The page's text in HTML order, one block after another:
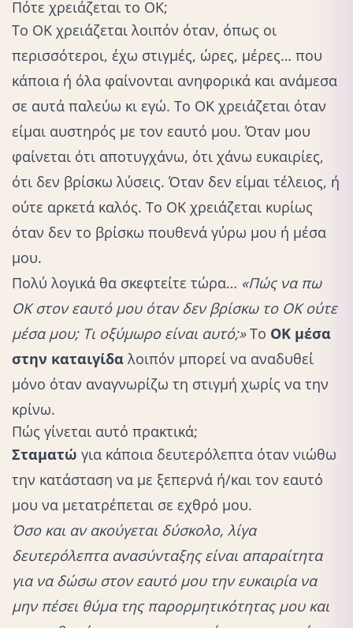
Πότε χρειάζεται το ΟΚ;
Το ΟΚ χρειάζεται λοιπόν όταν, όπως οι
περισσότεροι, έχω στιγμές, ώρες, μέρες… που
κάποια ή όλα φαίνονται ανηφορικά και ανάμεσα
σε αυτά παλεύω κι εγώ. Το ΟΚ χρειάζεται όταν
είμαι αυστηρός με τον εαυτό μου. Όταν μου
φαίνεται ότι αποτυγχάνω, ότι χάνω ευκαιρίες,
ότι δεν βρίσκω λύσεις. Όταν δεν είμαι τέλειος, ή
ούτε αρκετά καλός. Το ΟΚ χρειάζεται κυρίως
όταν δεν το βρίσκω πουθενά γύρω μου ή μέσα
μου.
Πολύ λογικά θα σκεφτείτε τώρα… «Πώς να πω
ΟΚ στον εαυτό μου όταν δεν βρίσκω το ΟΚ ούτε
μέσα μου; Τι οξύμωρο είναι αυτό;»Το ΟΚ μέσα
στην καταιγίδα λοιπόν μπορεί να αναδυθεί
μόνο όταν αναγνωρίζω τη στιγμή χωρίς να την
κρίνω.
Πώς γίνεται αυτό πρακτικά;
Σταματώ για κάποια δευτερόλεπτα όταν νιώθω
την κατάσταση να με ξεπερνά ή/και τον εαυτό
μου να μετατρέπεται σε εχθρό μου.
Όσο και αν ακούγεται δύσκολο, λίγα
δευτερόλεπτα ανασύνταξης είναι απαραίτητα
για να δώσω στον εαυτό μου την ευκαιρία να
μην πέσει θύμα της παρορμητικότητας μου και